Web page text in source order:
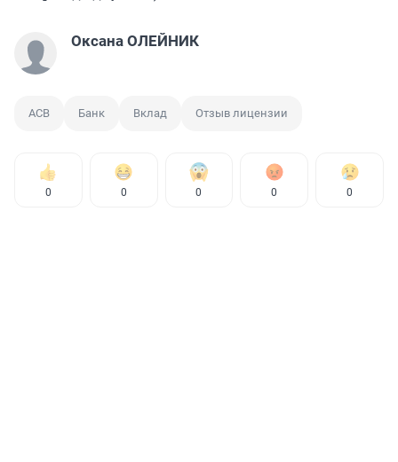
Оксана ОЛЕЙНИК
АСВ Банк Вклад Отзыв лицензии
0 0 0 0 0